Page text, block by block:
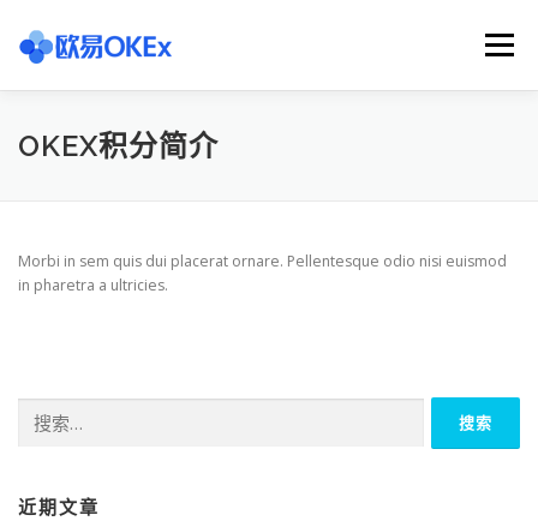
content
Menu
欧意交易所 关于欧意OKX
OKEX积分简介
Morbi in sem quis dui placerat ornare. Pellentesque odio nisi euismod
in pharetra a ultricies.
索：
近期文章